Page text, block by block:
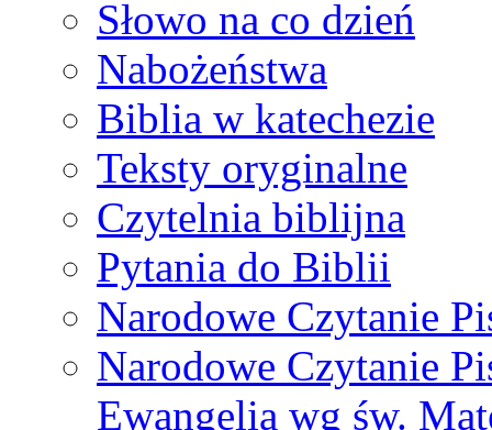
Słowo na co dzień
Nabożeństwa
Biblia w katechezie
Teksty oryginalne
Czytelnia biblijna
Pytania do Biblii
Narodowe Czytanie
Narodowe Czytanie
Ewangelia wg św.